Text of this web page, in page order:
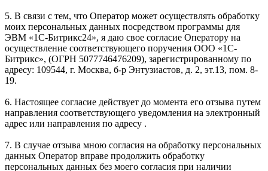
5. В связи с тем, что Оператор может осуществлять обработку
моих персональных данных посредством программы для
ЭВМ «1С-Битрикс24», я даю свое согласие Оператору на
осуществление соответствующего поручения ООО «1С-
Битрикс», (ОГРН 5077746476209), зарегистрированному по
адресу: 109544, г. Москва, б-р Энтузиастов, д. 2, эт.13, пом. 8-
19.
6. Настоящее согласие действует до момента его отзыва путем
направления соответствующего уведомления на электронный
адрес или направления по адресу .
7. В случае отзыва мною согласия на обработку персональных
данных Оператор вправе продолжить обработку
персональных данных без моего согласия при наличии